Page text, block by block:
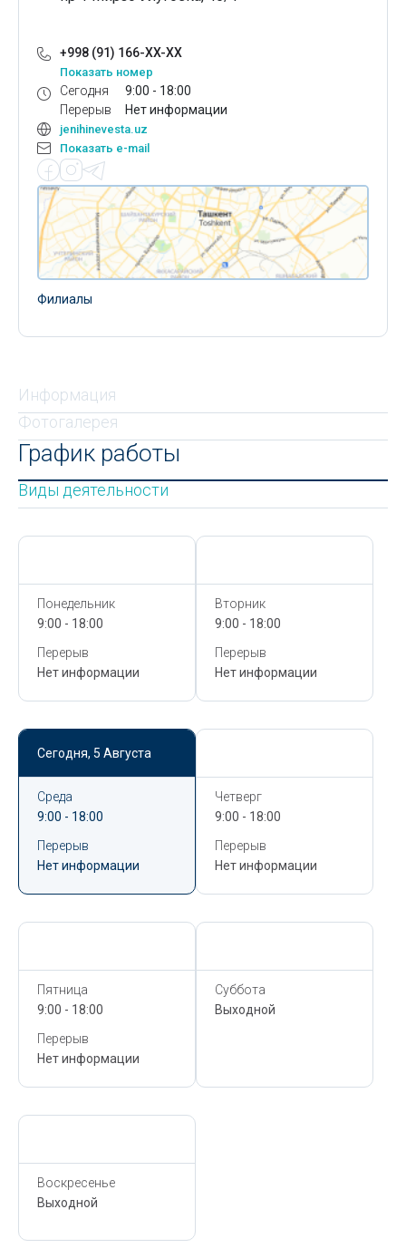
+998 (91) 166-XX-XX
Показать номер
Сегодня
Перерыв
9:00 - 18:00
Нет информации
jenihinevesta.uz
Показать e-mail
Филиалы
Информация
Фотогалерея
График работы
Виды деятельности
Понедельник
9:00 - 18:00
Перерыв
Нет информации
Вторник
9:00 - 18:00
Перерыв
Нет информации
Сегодня, 5 Августа
Среда
9:00 - 18:00
Перерыв
Нет информации
Четверг
9:00 - 18:00
Перерыв
Нет информации
Пятница
9:00 - 18:00
Перерыв
Нет информации
Суббота
Выходной
Воскресенье
Выходной